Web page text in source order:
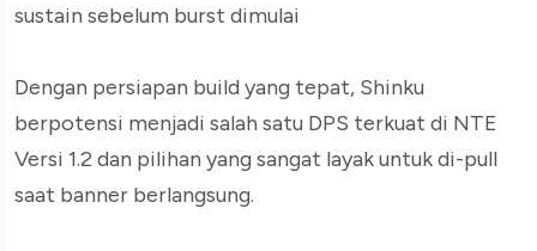
sustain sebelum burst dimulai
Dengan persiapan build yang tepat, Shinku
berpotensi menjadi salah satu DPS terkuat di NTE
Versi 1.2 dan pilihan yang sangat layak untuk di-pull
saat banner berlangsung.